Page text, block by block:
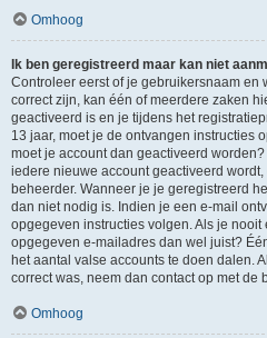
Omhoog
Ik ben geregistreerd maar kan niet
Controleer eerst of je gebruikersnaam en
correct zijn, kan één of meerdere zaken
geactiveerd is en je tijdens het
13 jaar, moet je de ontvangen instructies
moet je account dan geactiveerd
iedere nieuwe account geactiveerd
beheerder. Wanneer je je geregistreerd
dan niet nodig is. Indien je een e-mail
opgegeven instructies volgen. Als je
opgegeven e-mailadres dan wel juist?
het aantal valse accounts te doen dalen.
correct was, neem dan contact op met de
Omhoog